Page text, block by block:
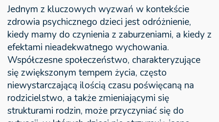
Jednym z kluczowych wyzwań w kontekście
zdrowia psychicznego dzieci jest odróżnienie,
kiedy mamy do czynienia z zaburzeniami, a kiedy z
efektami nieadekwatnego wychowania.
Współczesne społeczeństwo, charakteryzujące
się zwiększonym tempem życia, często
niewystarczającą ilością czasu poświęcaną na
rodzicielstwo, a także zmieniającymi się
strukturami rodzin, może przyczyniać się do